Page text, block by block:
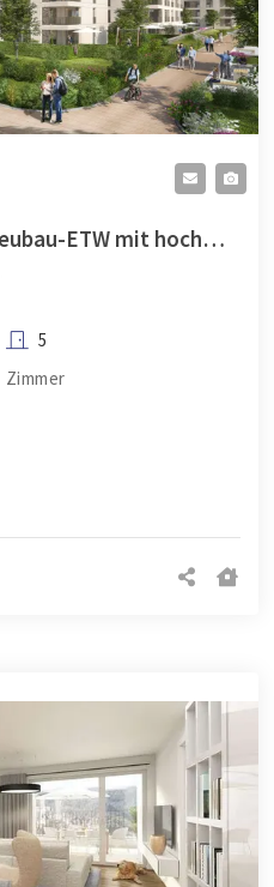
Hofheim - 5-Zimmer-Neubau-ETW mit hochwertiger Ausstattung
5
Zimmer